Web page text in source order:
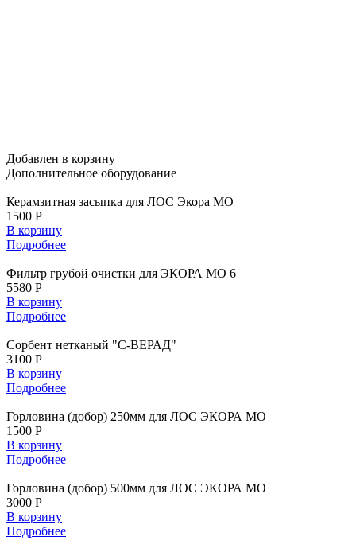
Добавлен в корзину
Дополнительное оборудование
Керамзитная засыпка для ЛОС Экора МО
1500 Р
В корзину
Подробнее
Фильтр грубой очистки для ЭКОРА МО 6
5580 Р
В корзину
Подробнее
Сорбент нетканый "С-ВЕРАД"
3100 Р
В корзину
Подробнее
Горловина (добор) 250мм для ЛОС ЭКОРА МО
1500 Р
В корзину
Подробнее
Горловина (добор) 500мм для ЛОС ЭКОРА МО
3000 Р
В корзину
Подробнее